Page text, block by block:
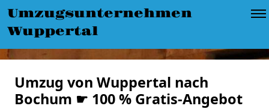
Umzugsunternehmen
Wuppertal
Umzug von Wuppertal nach
Bochum ☛ 100 % Gratis-Angebot